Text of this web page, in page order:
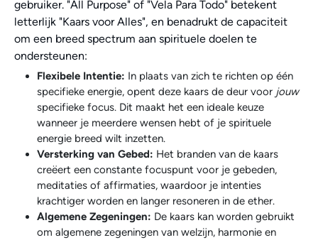
gebruiker. "All Purpose" of "Vela Para Todo" betekent
letterlijk "Kaars voor Alles", en benadrukt de capaciteit
om een breed spectrum aan spirituele doelen te
ondersteunen:
Flexibele Intentie: In plaats van zich te richten op één
specifieke energie, opent deze kaars de deur voor jouw
specifieke focus. Dit maakt het een ideale keuze
wanneer je meerdere wensen hebt of je spirituele
energie breed wilt inzetten.
Versterking van Gebed: Het branden van de kaars
creëert een constante focuspunt voor je gebeden,
meditaties of affirmaties, waardoor je intenties
krachtiger worden en langer resoneren in de ether.
Algemene Zegeningen: De kaars kan worden gebruikt
om algemene zegeningen van welzijn, harmonie en